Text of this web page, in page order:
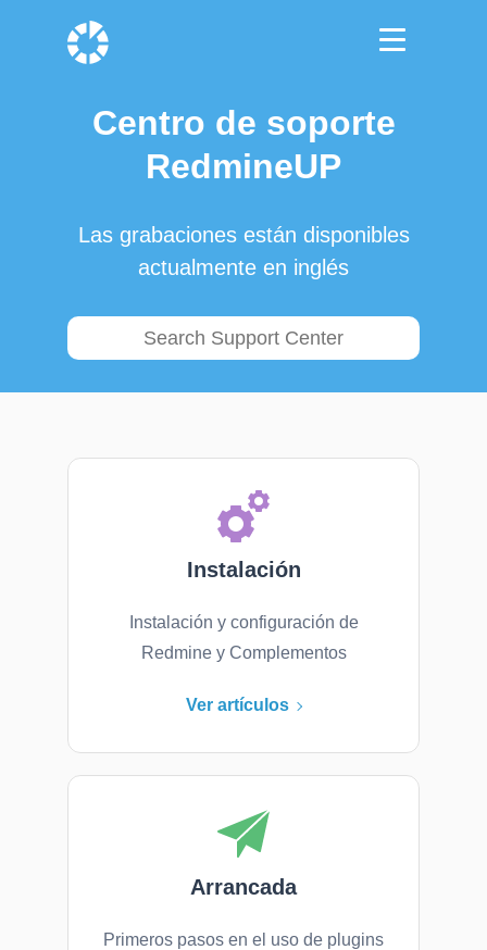
Centro de soporte
RedmineUP
Las grabaciones están disponibles
actualmente en inglés
Instalación
Instalación y configuración de
Redmine y Complementos
Ver artículos
Arrancada
Primeros pasos en el uso de plugins